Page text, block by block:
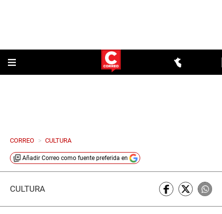
CORREO > CULTURA
Añadir Correo como fuente preferida en
CULTURA